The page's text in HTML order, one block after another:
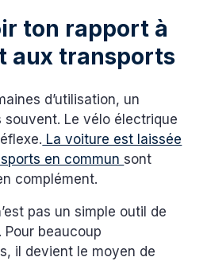
ton rapport à
aux transports
d’utilisation, un
Le vélo électrique
La voiture est laissée
en communsont
complément.
pas un simple outil de
beaucoup
il devient le moyen de